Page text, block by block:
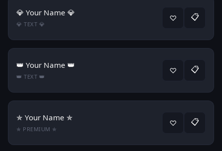
💎 Your Name 💎
💎 TEXT 💎
♡ 📋
👑 Your Name 👑
👑 TEXT 👑
♡ 📋
✯ Your Name ✯
✯ PREMIUM ✯
♡ 📋